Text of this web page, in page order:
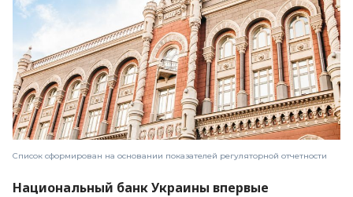
Список сформирован на основании показателей регуляторной отчетности
Национальный банк Украины впервые